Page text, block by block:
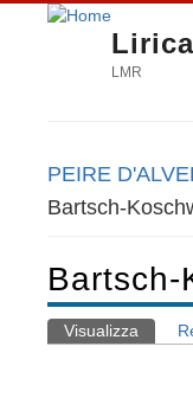
LMR
Tu sei qui
PEIRE
Bartsch-
Bartsch-
Schede
Visualizza